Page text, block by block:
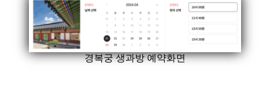
경복궁 생과방 예약화면